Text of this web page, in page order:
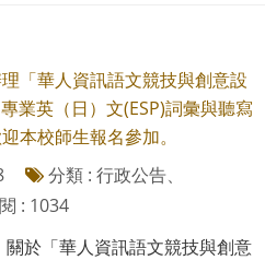
「華人資訊語文競技與創意設
業英（日）文(ESP)詞彙與聽寫
本校師生報名參加。
分類 : 行政公告、
: 1034
於「華人資訊語文競技與創意